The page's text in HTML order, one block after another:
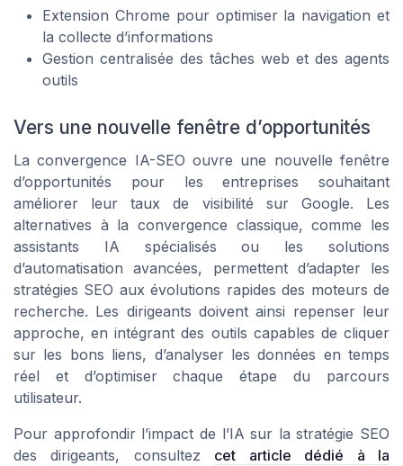
Extension Chrome pour optimiser la navigation et
la collecte d’informations
Gestion centralisée des tâches web et des agents
outils
Vers une nouvelle fenêtre d’opportunités
La convergence IA-SEO ouvre une nouvelle fenêtre
d’opportunités pour les entreprises souhaitant
améliorer leur taux de visibilité sur Google. Les
alternatives à la convergence classique, comme les
assistants IA spécialisés ou les solutions
d’automatisation avancées, permettent d’adapter les
stratégies SEO aux évolutions rapides des moteurs de
recherche. Les dirigeants doivent ainsi repenser leur
approche, en intégrant des outils capables de cliquer
sur les bons liens, d’analyser les données en temps
réel et d’optimiser chaque étape du parcours
utilisateur.
Pour approfondir l’impact de l’IA sur la stratégie SEO
des dirigeants, consultez cet article dédié à la